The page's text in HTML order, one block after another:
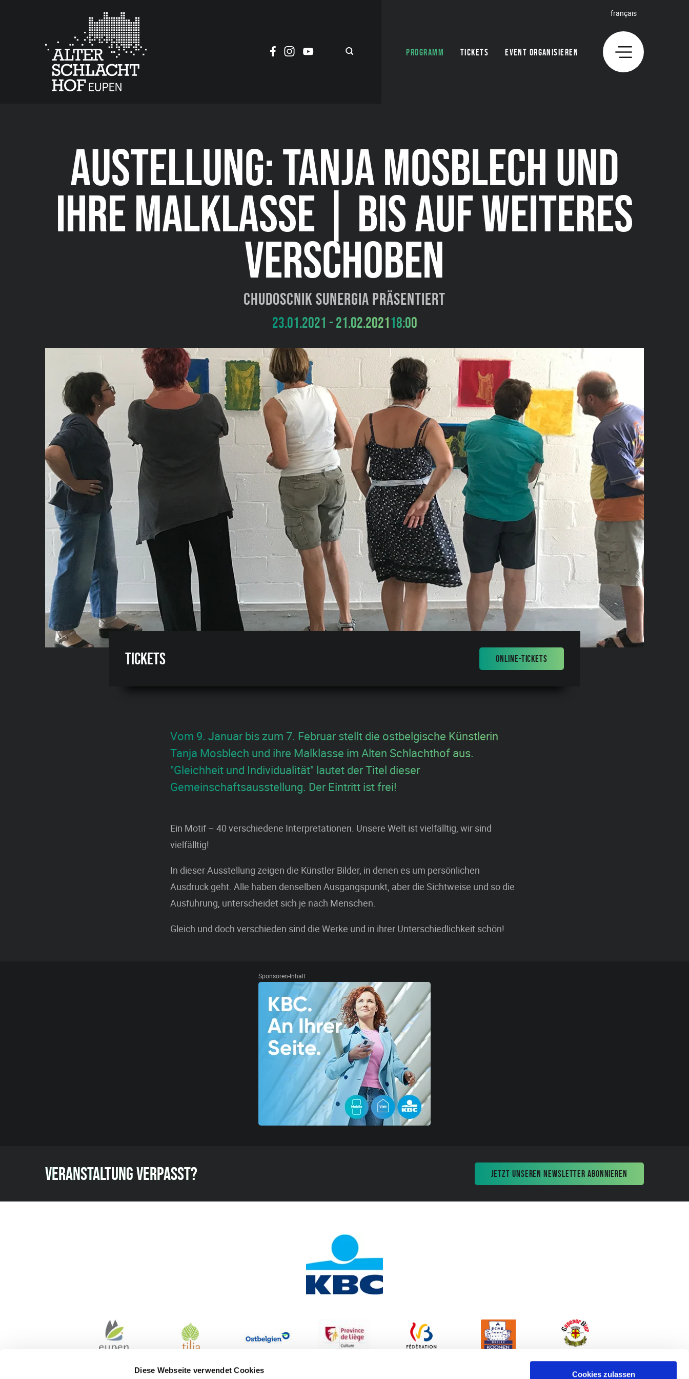
Diese Webseite verwendet Cookies Cookies zulassen
PROGRAMM TICKETS EVENT ORGANISIEREN
français
AUSTELLUNG: TANJA MOSBLECH UND
IHRE MALKLASSE | BIS AUF WEITERES
VERSCHOBEN
Chudoscnik Sunergia präsentiert
23.01.2021 - 21.02.202118:00
Tickets ONLINE-TICKETS
Vom 9. Januar bis zum 7. Februar stellt die ostbelgische Künstlerin
Tanja Mosblech und ihre Malklasse im Alten Schlachthof aus.
"Gleichheit und Individualität" lautet der Titel dieser
Gemeinschaftsausstellung. Der Eintritt ist frei!
Ein Motif – 40 verschiedene Interpretationen. Unsere Welt ist vielfälltig, wir sind
vielfälltig!
In dieser Ausstellung zeigen die Künstler Bilder, in denen es um persönlichen
Ausdruck geht. Alle haben denselben Ausgangspunkt, aber die Sichtweise und so die
Ausführung, unterscheidet sich je nach Menschen.
Gleich und doch verschieden sind die Werke und in ihrer Unterschiedlichkeit schön!
Sponsoren-Inhalt
VERANSTALTUNG VERPASST? JETZT UNSEREN NEWSLETTER ABONNIEREN